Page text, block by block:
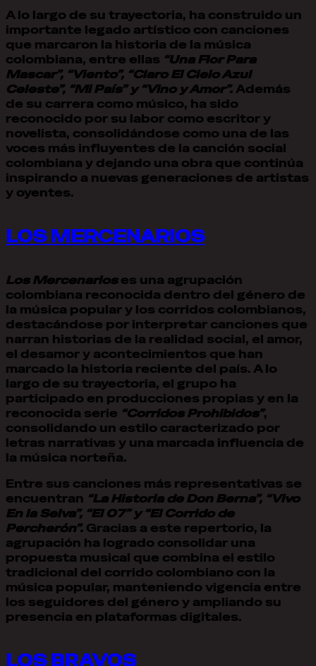
A lo largo de su trayectoria, ha construido un
importante legado artístico con canciones
que marcaron la historia de la música
colombiana, entre ellas “Una Flor Para
Mascar”, “Viento”, “Claro El Cielo Azul
Celeste”, “Mi País” y “Vino y Amor”.Además
de su carrera como músico, ha sido
reconocido por su labor como escritor y
novelista, consolidándose como una de las
voces más influyentes de la canción social
colombiana y dejando una obra que continúa
inspirando a nuevas generaciones de artistas
y oyentes.
LOS MERCENARIOS
Los Mercenarios es una agrupación
colombiana reconocida dentro del género de
la música popular y los corridos colombianos,
destacándose por interpretar canciones que
narran historias de la realidad social, el amor,
el desamor y acontecimientos que han
marcado la historia reciente del país. A lo
largo de su trayectoria, el grupo ha
participado en producciones propias y en la
reconocida serie “Corridos Prohibidos”,
consolidando un estilo caracterizado por
letras narrativas y una marcada influencia de
la música norteña.
Entre sus canciones más representativas se
encuentran “La Historia de Don Berna”, “Vivo
En la Selva”, “El 07” y “El Corrido de
Percherón”. Gracias a este repertorio, la
agrupación ha logrado consolidar una
propuesta musical que combina el estilo
tradicional del corrido colombiano con la
música popular, manteniendo vigencia entre
los seguidores del género y ampliando su
presencia en plataformas digitales.
LOS BRAVOS